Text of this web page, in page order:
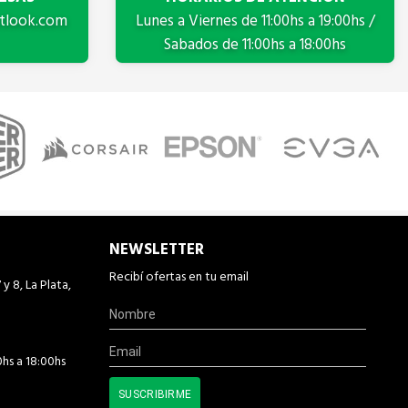
Lunes a Viernes de 11:00hs a 19:00hs /
Sabados de 11:00hs a 18:00hs
8, La Plata,
a 18:00hs
NEWSLETTER
Recibí ofertas en tu email